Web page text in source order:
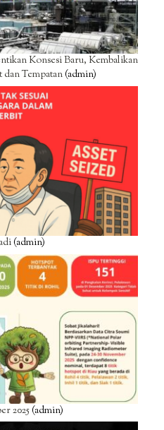
Konsesi Baru, Kembalikan
dan Tempatan(admin)
(admin)
2025(admin)